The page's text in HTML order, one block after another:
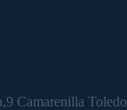
Camarenilla Toledo